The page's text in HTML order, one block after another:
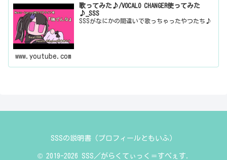
歌ってみた♪/VOCALO CHANGER使ってみた
♪_SSS
SSSがなにかの間違いで歌っちゃったやつたち♪
www.youtube.com
SSSの説明書（プロフィールともいふ）
© 2019-2026 SSS／がらくてぃっく＝すぺぇす.